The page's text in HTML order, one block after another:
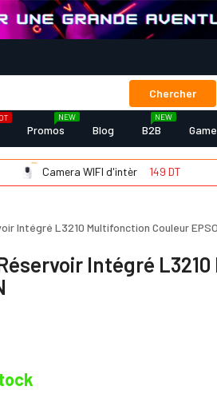
Chercher
Promos
NEW
Blog B2B
NEW
Camera WIFI d'intèr 149 DT
Intégré L3210 Multifonction Couleur
Intégré